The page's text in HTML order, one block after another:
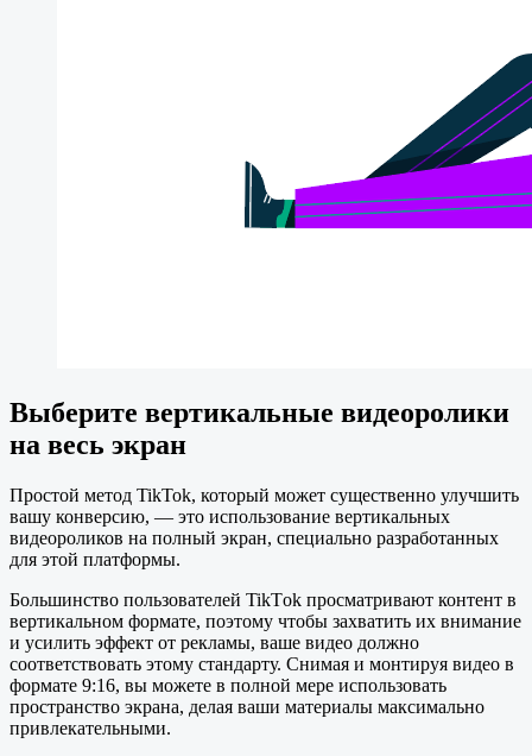
Выберите вертикальные видеоролики
на весь экран
Простой метод TikTok, который может существенно улучшить
вашу конверсию, — это использование вертикальных
видеороликов на полный экран, специально разработанных
для этой платформы.
Большинство пользователей TikTоk просматривают контент в
вертикальном формате, поэтому чтобы захватить их внимание
и усилить эффект от рекламы, ваше видео должно
соответствовать этому стандарту. Снимая и монтируя видео в
формате 9:16, вы можете в полной мере использовать
пространство экрана, делая ваши материалы максимально
привлекательными.